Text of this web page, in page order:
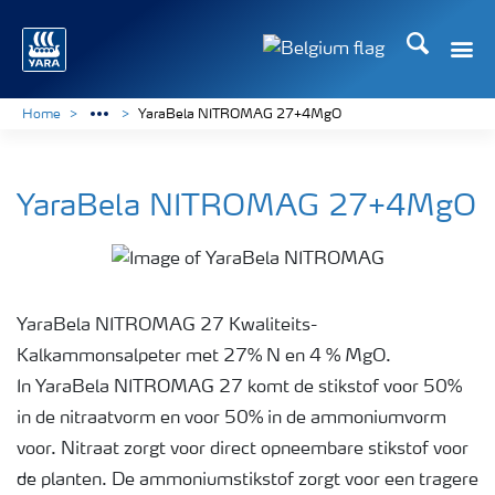
Zoek op
Home YaraBela NITROMAG 27+4MgO
YaraBela NITROMAG 27+4MgO
YaraBela NITROMAG 27 Kwaliteits-
Kalkammonsalpeter met 27% N en 4 % MgO.
In YaraBela NITROMAG 27 komt de stikstof voor 50%
in de nitraatvorm en voor 50% in de ammoniumvorm
voor. Nitraat zorgt voor direct opneembare stikstof voor
de planten. De ammoniumstikstof zorgt voor een tragere